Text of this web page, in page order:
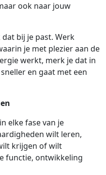
ook naar jouw
bij je past. Werk
je met plezier aan de
werkt, merk je dat in
en gaat met een
elke fase van je
wilt leren,
krijgen of wilt
functie, ontwikkeling